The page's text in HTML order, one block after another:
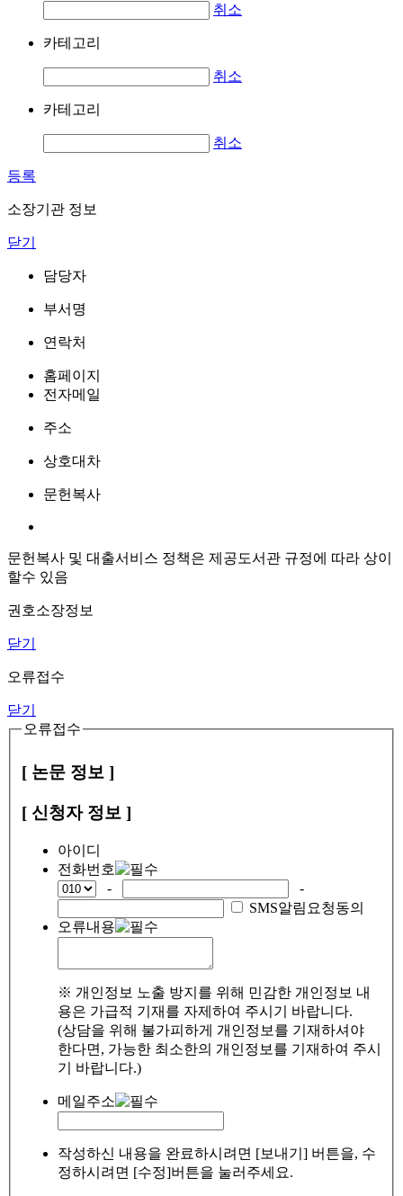
취소
카테고리
취소
카테고리
취소
등록
소장기관 정보
닫기
담당자
부서명
연락처
홈페이지
전자메일
주소
상호대차
문헌복사
문헌복사 및 대출서비스 정책은 제공도서관 규정에 따라 상이
할수 있음
권호소장정보
닫기
오류접수
닫기
오류접수
[ 논문 정보 ]
[ 신청자 정보 ]
아이디
전화번호
-
-
SMS알림요청동의
오류내용
※ 개인정보 노출 방지를 위해 민감한 개인정보 내
용은 가급적 기재를 자제하여 주시기 바랍니다.
(상담을 위해 불가피하게 개인정보를 기재하셔야
한다면, 가능한 최소한의 개인정보를 기재하여 주시
기 바랍니다.)
메일주소
작성하신 내용을 완료하시려면 [보내기] 버튼을, 수
정하시려면 [수정]버튼을 눌러주세요.